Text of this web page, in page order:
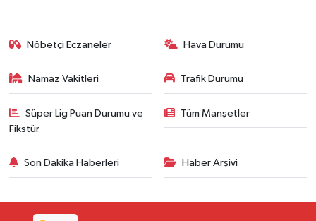
Nöbetçi Eczaneler Hava Durumu
Namaz Vakitleri Trafik Durumu
Süper Lig Puan Durumu ve
Fikstür
Tüm Manşetler
Son Dakika Haberleri Haber Arşivi